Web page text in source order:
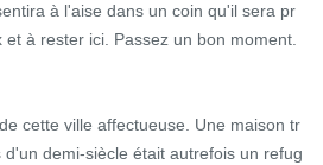
à l'aise dans un coin qu'il sera pr
à rester ici. Passez un bon moment.
cette ville affectueuse. Une maison tr
demi-siècle était autrefois un refug